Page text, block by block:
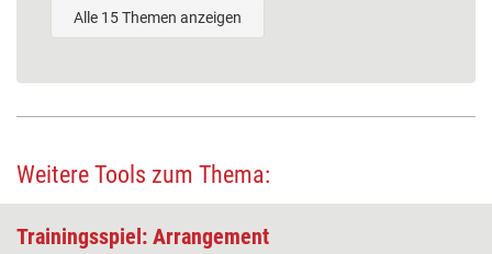
Alle 15 Themen anzeigen
Weitere Tools zum Thema:
Trainingsspiel: Arrangement